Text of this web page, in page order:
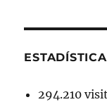
294.210